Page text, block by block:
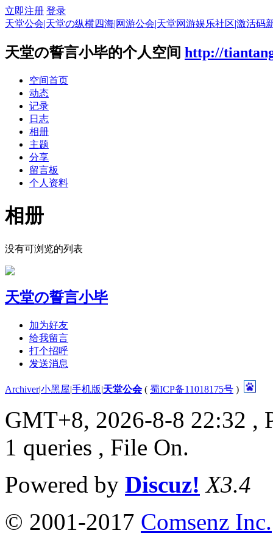
立即注册 登录
天堂公会|天堂の纵横四海|网游公会|天堂网游娱乐社区|激活码
天堂の誓言小毕的个人空间 http://
空间首页
动态
记录
日志
相册
主题
分享
留言板
个人资料
相册
没有可浏览的列表
天堂の誓言小毕
加为好友
给我留言
打个招呼
发送消息
Archiver|小黑屋|手机版|天堂公会( 蜀ICP备11018175号 )
GMT+8, 2026-8-8 22:32 ,
1 queries , File On.
Powered by Discuz! X3.4
© 2001-2017 Comsenz Inc.